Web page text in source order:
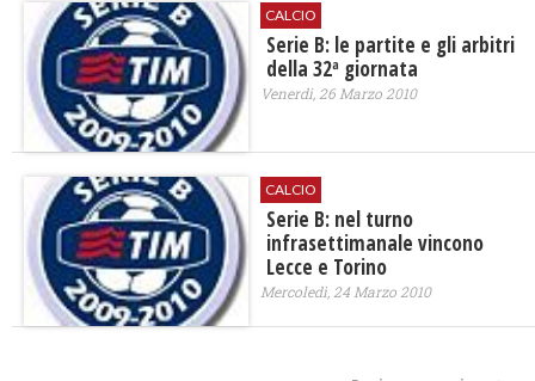
CALCIO
Serie B: le partite e gli arbitri
della 32ª giornata
Venerdì, 26 Marzo 2010
CALCIO
Serie B: nel turno
infrasettimanale vincono
Lecce e Torino
Mercoledì, 24 Marzo 2010